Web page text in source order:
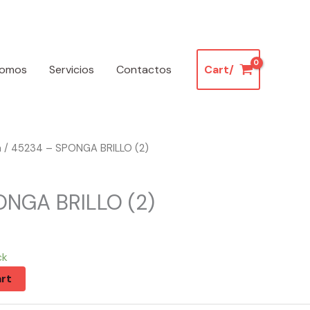
Servicios Contactos Cart/
/ 45234 – SPONGA BRILLO (2)
BRILLO (2)